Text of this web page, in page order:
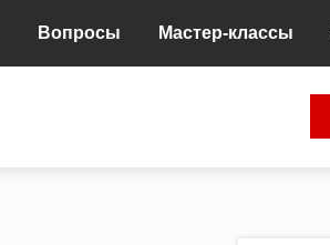
Вопросы Мастер-классы